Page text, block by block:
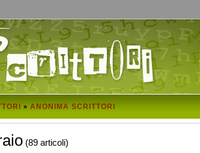
» ANONIMA SCRITTORI
(89 articoli)